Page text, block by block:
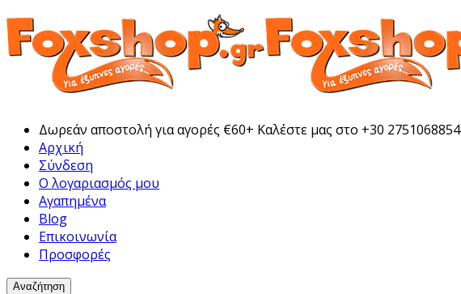
Δωρεάν αποστολή για αγορές €60+ Καλέστε μας στο +30 2751068854
Αρχική
Σύνδεση
Ο λογαριασμός μου
Αγαπημένα
Blog
Επικοινωνία
Προσφορές
Αναζήτηση